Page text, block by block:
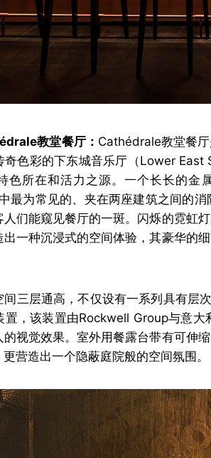
教堂餐厅： Cathédrale教堂餐
奇色彩的下东城音乐厅（Lower
色所在和活力之源。一个长长的
最为常见的、夹在两座建筑之间的
们能窥见餐厅的一斑。闪烁的霓虹
一种沉浸式的空间体验，其豪华的
间三层通高，不仅设有一系列具有层
置，该装置由Rockwell Group与意
视觉效果。室外用餐露台带有可伸
营造出一个隐蔽庭院般的空间氛围。